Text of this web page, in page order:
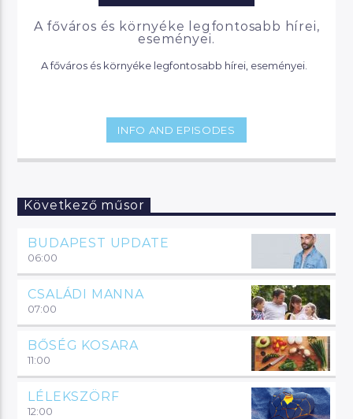
A főváros és környéke legfontosabb hírei,
eseményei.
INFO AND EPISODES
Következő műsor
BUDAPEST UPDATE
06:00
CSALÁDI MANNA
07:00
BŐSÉG KOSARA
11:00
LÉLEKSZÖRF
12:00